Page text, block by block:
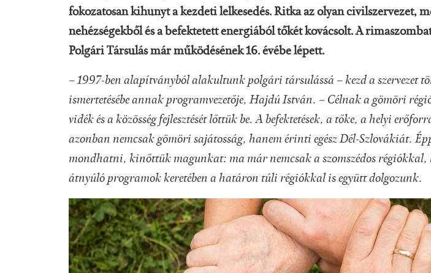
fokozatosan kihunyt a kezdeti lelkesedés. Ritka az olyan civilszervezet,
nehézségekből és a befektetett energiából tőkét kovácsolt. A
Polgári Társulás már működésének 16. évébe lépett.
– 1997-ben alapítványból alakultunk polgári társulássá – kezd a szervezet
ismertetésébe annak programvezetője, Hajdú István. – Célnak a gömöri
vidék és a közösség fejlesztését lőttük be. A befektetések, a tőke, a helyi
azonban nemcsak gömöri sajátosság, hanem érinti egész Dél-Szlovákiát.
mondhatni, kinőttük magunkat: ma már nemcsak a szomszédos
átnyúló programok keretében a határon túli régiókkal is együtt dolgozunk.